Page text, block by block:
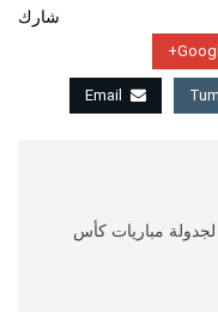
شارك
Email
لجدولة مباريات كأس